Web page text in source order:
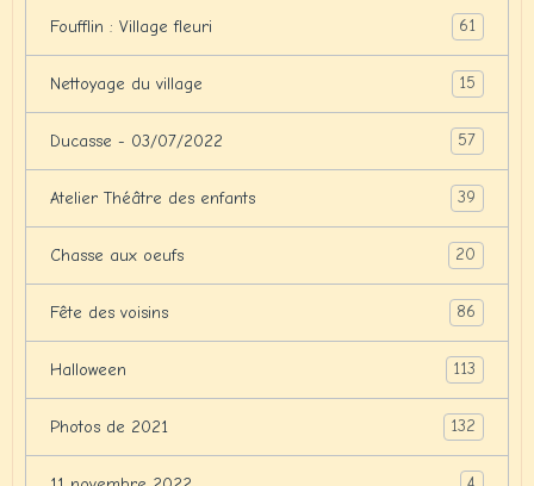
Foufflin : Village fleuri 61
Nettoyage du village 15
Ducasse - 03/07/2022 57
Atelier Théâtre des enfants 39
Chasse aux oeufs 20
Fête des voisins 86
Halloween 113
Photos de 2021 132